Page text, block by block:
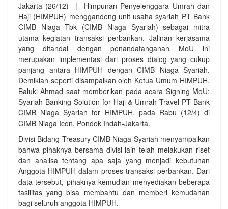
Jakarta (26/12) | Himpunan Penyelenggara Umrah dan
Haji (HIMPUH) menggandeng unit usaha syariah PT Bank
CIMB Niaga Tbk (CIMB Niaga Syariah) sebagai mitra
utama kegiatan transaksi perbankan. Jalinan kerjasama
yang ditandai dengan penandatanganan MoU ini
merupakan implementasi dari proses dialog yang cukup
panjang antara HIMPUH dengan CIMB Niaga Syariah.
Demikian seperti disampaikan oleh Ketua Umum HIMPUH,
Baluki Ahmad saat memberikan pada acara Signing MoU:
Syariah Banking Solution for Haji & Umrah Travel PT Bank
CIMB Niaga Syariah for HIMPUH, pada Rabu (12/4) di
CIMB Niaga Icon, Pondok Indah-Jakarta.
Divisi Bidang Treasury CIMB Niaga Syariah menyampaikan
bahwa pihaknya bersama divisi lain telah melakukan riset
dan analisa tentang apa saja yang menjadi kebutuhan
Anggota HIMPUH dalam proses transaksi perbankan. Dari
data tersebut, pihaknya kemudian menyediakan beberapa
fasilitas yang bisa membantu dan memberi kemudahan
bagi seluruh anggota HIMPUH.